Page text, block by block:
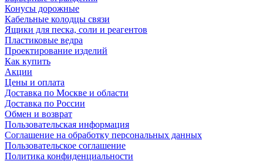
Конусы дорожные
Кабельные колодцы связи
Ящики для песка, соли и реагентов
Пластиковые ведра
Проектирование изделий
Как купить
Акции
Цены и оплата
Доставка по Москве и области
Доставка по России
Обмен и возврат
Пользовательская информация
Соглашение на обработку персональных данных
Пользовательское соглашение
Политика конфиденциальности